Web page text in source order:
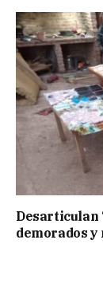
Desarticulan
demorados